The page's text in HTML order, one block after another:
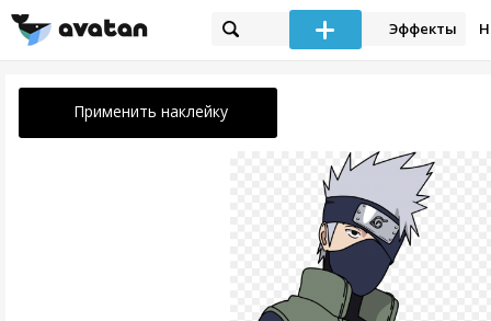
Эффекты
Применить наклейку